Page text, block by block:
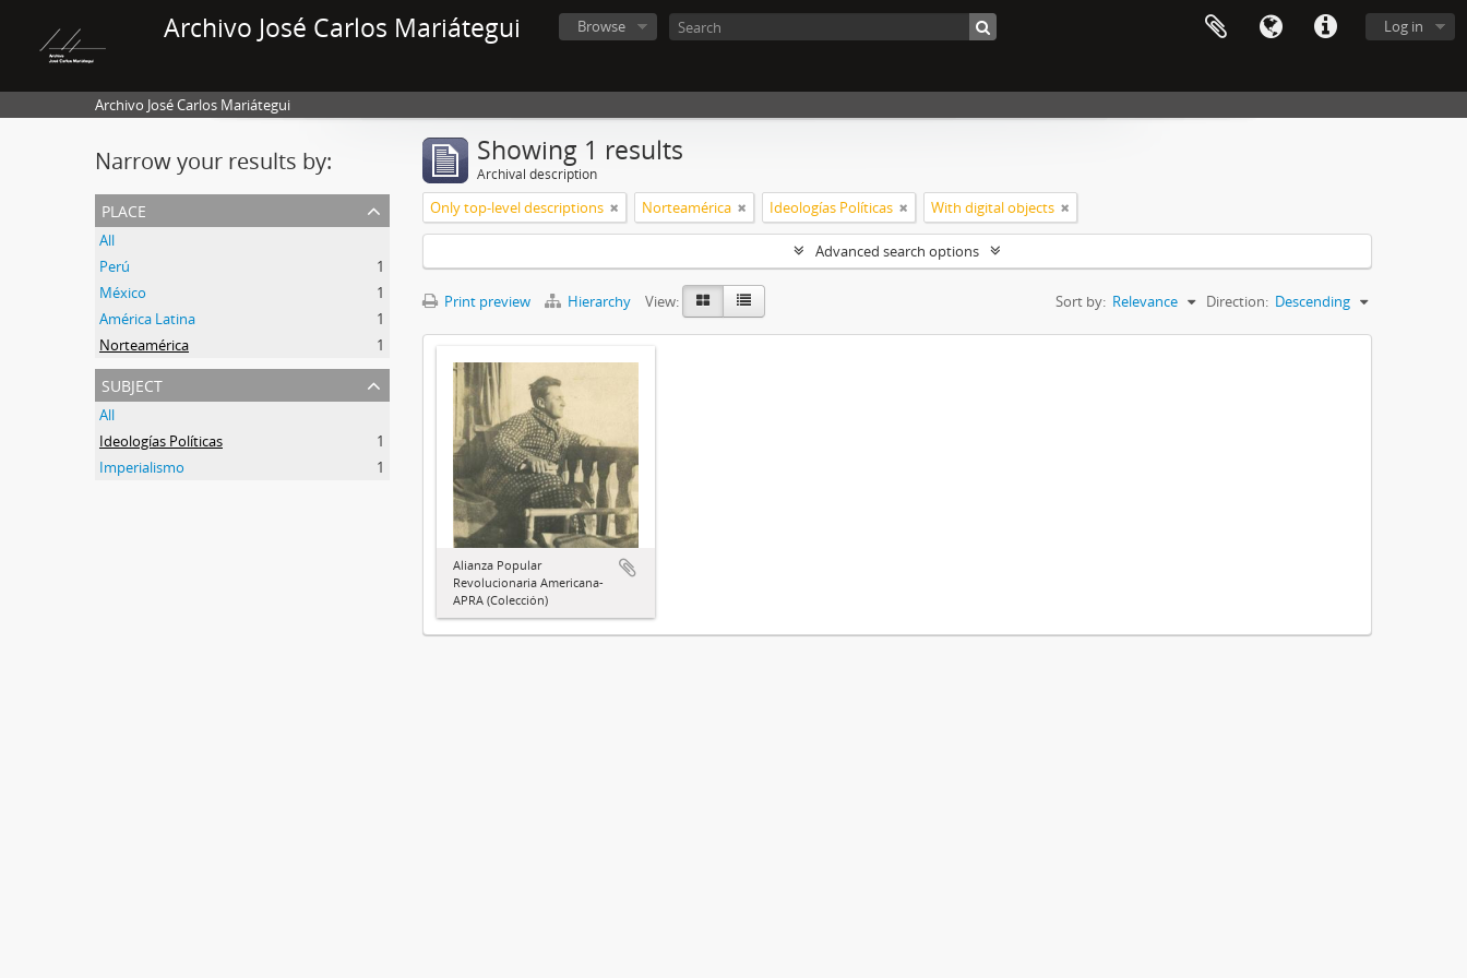
Archivo José Carlos Mariátegui Log in
Browse
Archivo José Carlos Mariátegui
Narrow your results by:
place
All
Perú
1
México
1
América Latina
1
Norteamérica
1
subject
All
Ideologías Políticas
1
Imperialismo
1
Showing 1 results
Archival description
Only top-level descriptions Norteamérica Ideologías Políticas With digital objects
Advanced search options
Print preview Hierarchy View: Sort by: Relevance Direction: Descending
Alianza Popular
Revolucionaria Americana-
APRA (Colección)